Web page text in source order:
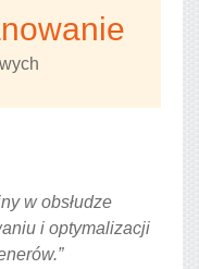
w obsłudze
i optymalizacji